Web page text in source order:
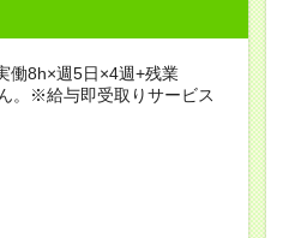
8h×週5日×4週+残業
。※給与即受取りサービス